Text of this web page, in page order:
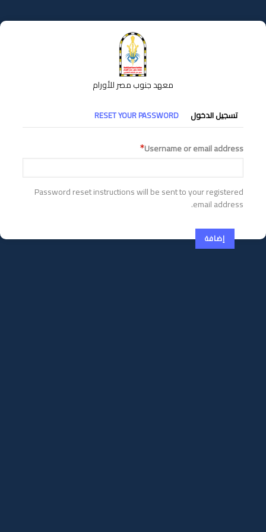
إلى
المحتوى
معهد جنوب مصر للأورام
التبويبات
الأساسية
تسجيل الدخول RESET YOUR PASSWORD
Username or email address
Password reset instructions will be sent to your registered
email address.